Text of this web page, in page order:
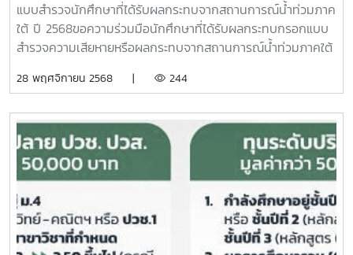
แบบสำรวจนักศึกษาที่ได้รับผลกระทบจากสถานการณ์น้ำท่วมภาค
ใต้ ปี 2568ขอความร่วมมือนักศึกษาที่ได้รับผลกระทบกรอกแบบ
สำรวจความเสียหายหรือผลกระทบจากสถานการณ์น้ำท่วมภาคใต้
สแกน QR Codeกองพัฒนานักศึกษาจะได้รวบรวมข้อมูลจาก
แนวทางการช่วยเหลือต่อไป
28 พฤศจิกายน 2568 | 244